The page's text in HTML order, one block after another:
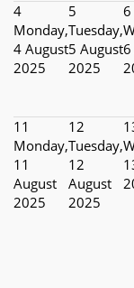
4
Monday,
4 August
2025
5
Tuesday,
5 August
2025
6
6
11
Monday,
11
August
2025
12
Tuesday,
12
August
2025